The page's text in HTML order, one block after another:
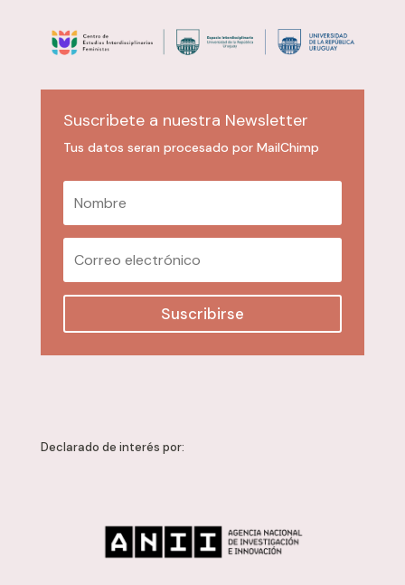
Suscribete a nuestra Newsletter
Tus datos seran procesado por MailChimp
Suscribirse
Declarado de interés por: